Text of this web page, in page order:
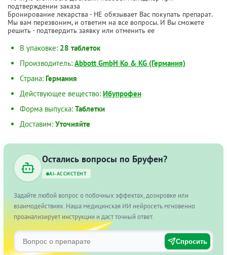
подтверждении заказа
Бронирование лекарства - НЕ обязывает Вас покупать препарат.
Мы вам перезвоним, и ответим на все вопросы. И Вы сможете
решить - подтвердить заявку или отменить ее
В упаковке: 28 таблеток
Производитель: Abbott GmbH Ko & KG (Германия)
Страна: Германия
Действующее вещество: Ибупрофен
Форма выпуска: Таблетки
Доставим: Уточняйте
Остались вопросы по Бруфен?
AI-АССИСТЕНТ
Задайте любой вопрос о побочных эффектах, дозировке или
взаимодействиях. Наша медицинская ИИ нейросеть мгновенно
проанализирует инструкции и даст точный ответ.
Спросить